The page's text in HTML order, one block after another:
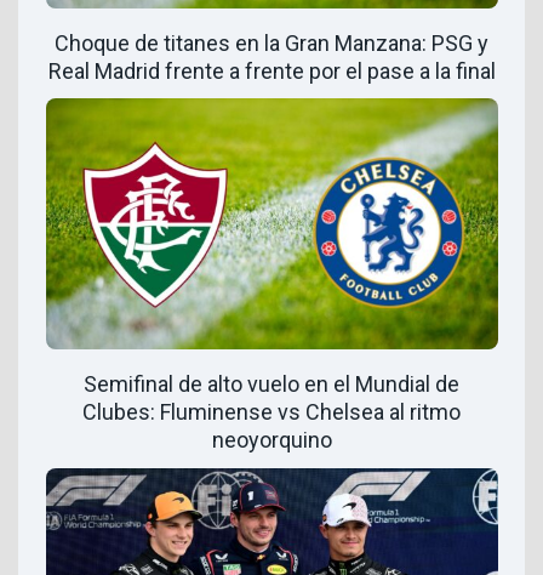
Choque de titanes en la Gran Manzana: PSG y
Real Madrid frente a frente por el pase a la final
Semifinal de alto vuelo en el Mundial de
Clubes: Fluminense vs Chelsea al ritmo
neoyorquino